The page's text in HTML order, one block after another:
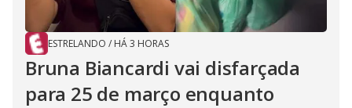
ESTRELANDO / HÁ 3 HORAS
Bruna Biancardi vai disfarçada
para 25 de março enquanto